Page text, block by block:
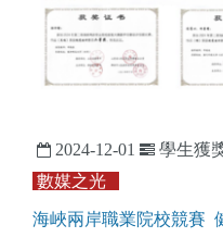
2024-12-01
學生獲
數媒之光
海峽兩岸職業院校競賽